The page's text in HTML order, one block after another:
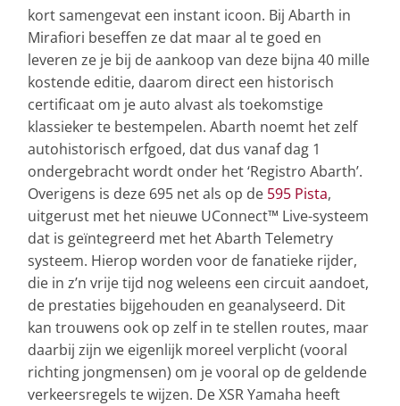
kort samengevat een instant icoon. Bij Abarth in
Mirafiori beseffen ze dat maar al te goed en
leveren ze je bij de aankoop van deze bijna 40 mille
kostende editie, daarom direct een historisch
certificaat om je auto alvast als toekomstige
klassieker te bestempelen. Abarth noemt het zelf
autohistorisch erfgoed, dat dus vanaf dag 1
ondergebracht wordt onder het ‘Registro Abarth’.
Overigens is deze 695 net als op de 595 Pista,
uitgerust met het nieuwe UConnect™ Live-systeem
dat is geïntegreerd met het Abarth Telemetry
systeem. Hierop worden voor de fanatieke rijder,
die in z’n vrije tijd nog weleens een circuit aandoet,
de prestaties bijgehouden en geanalyseerd. Dit
kan trouwens ook op zelf in te stellen routes, maar
daarbij zijn we eigenlijk moreel verplicht (vooral
richting jongmensen) om je vooral op de geldende
verkeersregels te wijzen. De XSR Yamaha heeft